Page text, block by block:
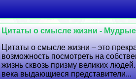
Цитаты о смысле жизни -
Цитаты о смысле жизни – это
возможность посмотреть на
жизнь сквозь призму великих
века выдающиеся представители...